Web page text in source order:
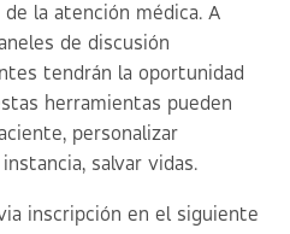
la atención médica. A
de discusión
tendrán la oportunidad
herramientas pueden
personalizar
salvar vidas.
inscripción en el siguiente